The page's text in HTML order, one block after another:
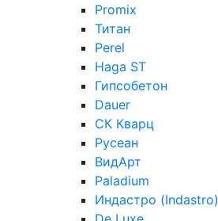
Promix
Титан
Perel
Haga ST
Гипсобетон
Dauer
СК Кварц
Русеан
ВидАрт
Paladium
Индастро (Indastro)